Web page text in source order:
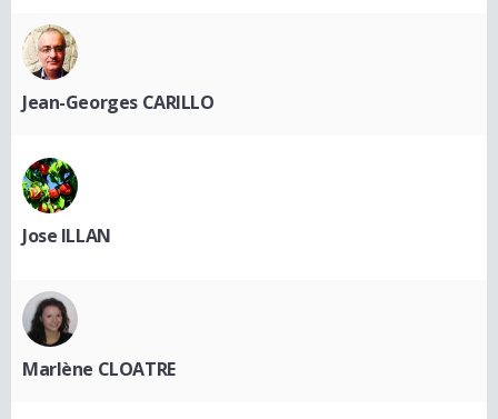
Jean-Georges CARILLO
Jose ILLAN
Marlène CLOATRE